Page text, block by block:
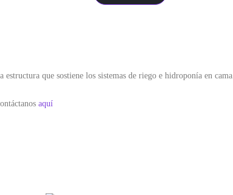
que sostiene los sistemas de riego e hidroponía en cama.
aquí